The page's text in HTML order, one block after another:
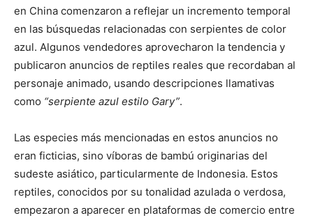
en China comenzaron a reflejar un incremento temporal
en las búsquedas relacionadas con serpientes de color
azul. Algunos vendedores aprovecharon la tendencia y
publicaron anuncios de reptiles reales que recordaban al
personaje animado, usando descripciones llamativas
como “serpiente azul estilo Gary”.
Las especies más mencionadas en estos anuncios no
eran ficticias, sino víboras de bambú originarias del
sudeste asiático, particularmente de Indonesia. Estos
reptiles, conocidos por su tonalidad azulada o verdosa,
empezaron a aparecer en plataformas de comercio entre